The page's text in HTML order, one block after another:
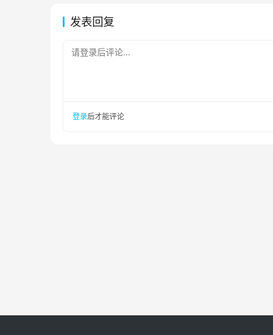
发表回复
请登录后评论...
登录后才能评论